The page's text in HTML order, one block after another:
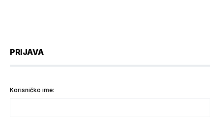
PRIJAVA
Korisničko ime: